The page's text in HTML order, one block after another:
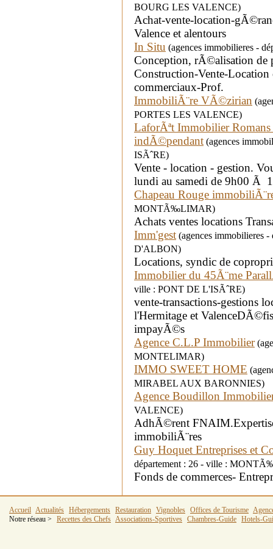
BOURG LES VALENCE)
Achat-vente-location-
Valence et alentours
In Situ (agences immobilieres -
Conception, rÃ©alisation de
Construction-Vente-
commerciaux-Prof.
ImmobiliÃ¨re VÃ©zirian
PORTES LES VALENCE)
LaforÃªt Immobilier
indÃ©pendant (agences
ISÃˆRE)
Vente - location - gestion.
lundi au samedi de 9h00 Ã
Chapeau Rouge
MONTÃ‰LIMAR)
Achats ventes locations
Imm'gest (agences immobilieres
D'ALBON)
Locations, syndic de
Immobilier du 45Ã¨me
ville : PONT DE L'ISÃˆRE)
vente-transactions-gestions
l'Hermitage et
impayÃ©s
Agence C.L.P Immobilier
MONTELIMAR)
IMMO SWEET HOME
MIRABEL AUX BARONNIES)
Agence Boudillon
VALENCE)
AdhÃ©rent
immobiliÃ¨res
Guy Hoquet Entreprises et
département : 26 - ville :
Fonds de commerces-
Accueil Actualités Hébergements Restauration Vignobles Offices de Tourisme
Notre réseau >
Recettes des Chefs Associations-Sportives Chambres-Guide Hotels-